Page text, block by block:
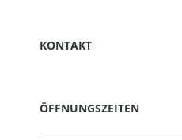
KONTAKT
ÖFFNUNGSZEITEN